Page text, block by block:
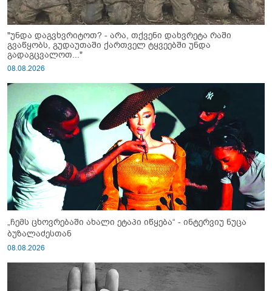
"უნდა დაგვხვრიტოთ? - არა, თქვენი დახვრეტა რაში
გვაწყობს, გუდაუთაში ქართველ ტყვეებში უნდა
გადაგცვალოთ..."
08.08.2026
„ჩემს ცხოვრებაში ახალი ეტაპი იწყება“ - ინტერვიუ ნუცა
ბუზალაძესთან
08.08.2026